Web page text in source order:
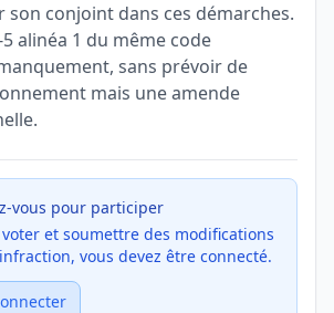
son conjoint dans ces démarches.
5 alinéa 1 du même code
sans prévoir de
mais une amende
vous pour participer
voter et soumettre des modifications
vous devez être connecté.